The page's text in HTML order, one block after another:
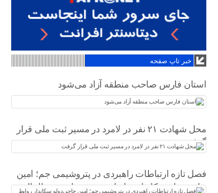
خبر تاپ صفحه
استان فارس صاحب منطقه آزاد می‌شود
محل شهادت ۲۱ نفر در لامرد در مسیر ثبت ملی قرار
گرفت
فصل تازه ارتباطات راهبردی در پتروشیمی جم؛ امین
حاجی‌دولو سکاندار روابط عمومی و امور بین‌الملل